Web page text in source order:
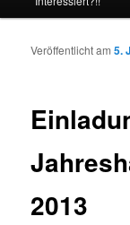
Beitrags-
2013
Veröffentlicht am5.